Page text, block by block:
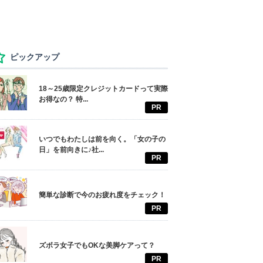
ピックアップ
18～25歳限定クレジットカードって実際
お得なの？ 特...
PR
いつでもわたしは前を向く。「女の子の
日」を前向きに♪社...
PR
簡単な診断で今のお疲れ度をチェック！
PR
ズボラ女子でもOKな美脚ケアって？
PR